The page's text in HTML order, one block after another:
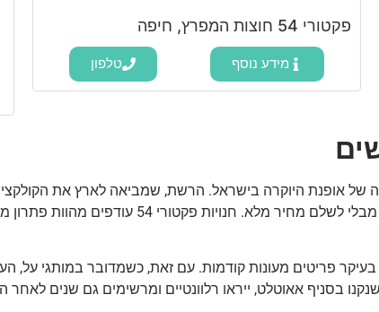
פקטורי 54 חוצות המפרץ, חיפה
מידע נוסף טלפון
הצריכה של אופנת היוקרה בישראל. הרשת, שמביאה לארץ את
גם אלטרנטיבה מצוינת עבור מי שרוצה להתלבש
פריטים מעונות קודמות. עם זאת, כשמדובר במותגי על,
בסניף אאוטלט, ייראו רלוונטיים ומרשימים גם שנים לאחר